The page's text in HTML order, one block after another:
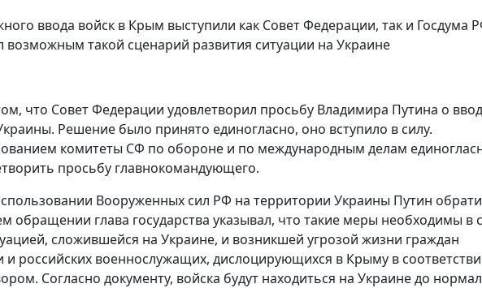
ввода войск в Крым выступили как Совет Федерации, так и Госдума
возможным такой сценарий развития ситуации на Украине
что Совет Федерации удовлетворил просьбу Владимира Путина о
Решение было принято единогласно, оно вступило в силу.
комитеты СФ по обороне и по международным делам
просьбу главнокомандующего.
Вооруженных сил РФ на территории Украины Путин
обращении глава государства указывал, что такие меры необходимы в
сложившейся на Украине, и возникшей угрозой жизни граждан
и российских военнослужащих, дислоцирующихся в Крыму в
Согласно документу, войска будут находиться на Украине до